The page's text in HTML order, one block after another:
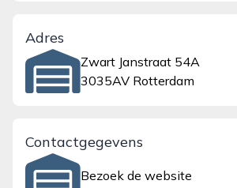
Adres
Zwart Janstraat 54A
3035AV Rotterdam
Contactgegevens
Bezoek de website